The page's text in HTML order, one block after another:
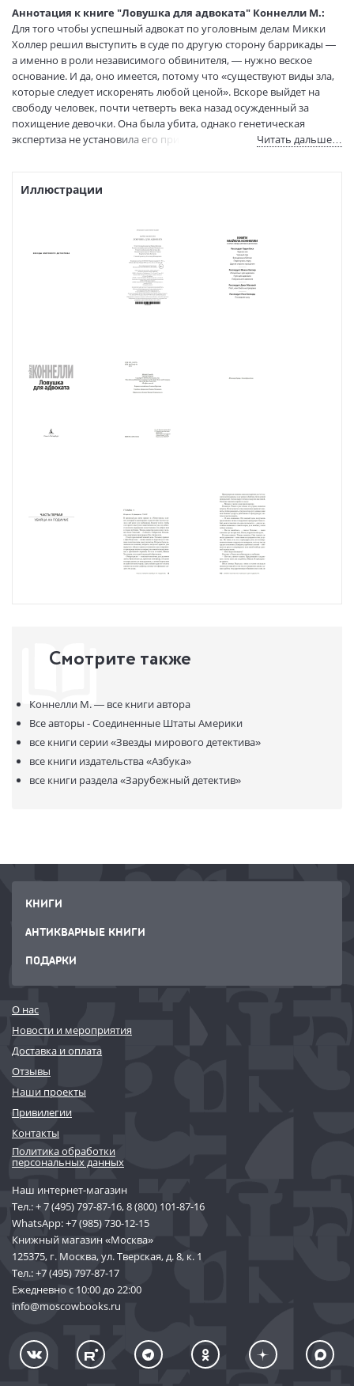
Перевод:
Круглов А.
Тип обложки:
Твердый переплет
Формат:
60х90 1/16
Размеры в мм
(ДхШхВ):
217x145x24
Вес:
540 гр.
Страниц:
416
Тираж:
3000 экз.
ISBN:
Аннотация к книге "Ловушка для адвоката" Коннелли М.:
Для того чтобы успешный адвокат по уголовным делам Микки
Холлер решил выступить в суде по другую сторону баррикады —
а именно в роли независимого обвинителя, — нужно веское
основание. И да, оно имеется, потому что «существуют виды зла,
которые следует искоренять любой ценой». Вскоре выйдет на
свободу человек, почти четверть века назад осужденный за
похищение девочки. Она была убита, однако генетическая
экспертиза не установила его причастность к смерти ребенка.
некая конфиденциальная информация. Он почти уверен, что...
давлением защиты и обвинения не всегда объективны. Холлеру
нужны те, кто будет играть на его стороне, и он заручается их
поддержкой, — это бывшая жена, помощник окружного
прокурора, по прозвищу Свирепая Мэгги, и сводный брат,
детектив Гарри Босх, который будет дознавателем. Вообще-то, на
* НЕЗАКОННОЕ ПОТРЕБЛЕНИЕ НАРКОТИЧЕСКИХ СРЕДСТВ,
ПСИХОТРОПНЫХ ВЕЩЕСТВ, ИХ АНАЛОГОВ ПРИЧИНЯЕТ ВРЕД
Читать дальше…
Иллюстрации
Смотрите также
Коннелли М. — все книги автора
Все авторы - Соединенные Штаты Америки
все книги серии«Звезды мирового детектива»
все книги издательства«Азбука»
все книги раздела«Зарубежный детектив»
КНИГИ
АНТИКВАРНЫЕ КНИГИ
ПОДАРКИ
О нас
Новости и мероприятия
Доставка и оплата
Отзывы
Наши проекты
Привилегии
Контакты
Политика обработки
персональных данных
Наш интернет-магазин
Тел.:+ 7 (495) 797-87-16,8 (800) 101-87-16
WhatsApp:+7 (985) 730-12-15
Книжный магазин «Москва»
125375, г. Москва, ул. Тверская, д. 8, к. 1
Тел.:+7 (495) 797-87-17
Ежедневно с 10:00 до 22:00
info@moscowbooks.ru